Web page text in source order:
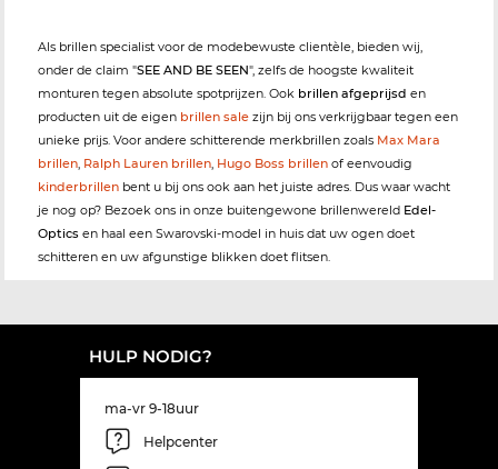
Als brillen specialist voor de modebewuste clientèle, bieden wij,
onder de claim "SEE AND BE SEEN", zelfs de hoogste kwaliteit
monturen tegen absolute spotprijzen. Ook brillen afgeprijsd en
producten uit de eigen brillen sale zijn bij ons verkrijgbaar tegen een
unieke prijs. Voor andere schitterende merkbrillen zoals Max Mara
brillen, Ralph Lauren brillen, Hugo Boss brillen of eenvoudig
kinderbrillen bent u bij ons ook aan het juiste adres. Dus waar wacht
je nog op? Bezoek ons in onze buitengewone brillenwereld Edel-
Optics en haal een Swarovski-model in huis dat uw ogen doet
schitteren en uw afgunstige blikken doet flitsen.
HULP NODIG?
ma-vr 9-18uur
Helpcenter